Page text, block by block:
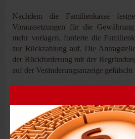
Nachdem die Familienkasse
Voraussetzungen für die
mehr vorlagen, forderte die
zur Rückzahlung auf. Die
der Rückforderung mit der
auf der Veränderungsanzeige gefälscht
Klageverfahrens, teilte die
dass die Kindergeldakte nicht
werden könne. Die Originalakte sei